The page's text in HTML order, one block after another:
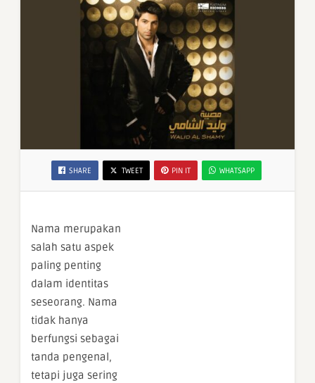
SHARE TWEET PIN IT WHATSAPP
Nama merupakan
salah satu aspek
paling penting
dalam identitas
seseorang. Nama
tidak hanya
berfungsi sebagai
tanda pengenal,
tetapi juga sering